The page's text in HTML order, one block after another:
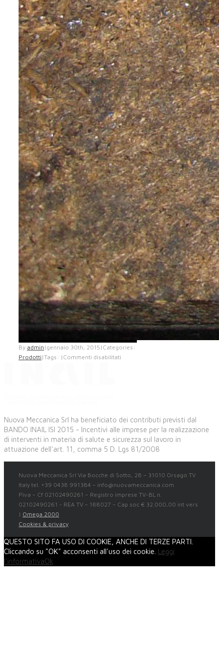
By admin | gennaio 30th, 2015 | Categories:
Prodotti |Tags: | Commenti disabilitati
Nuova Meccanica Srl ha beneficiato dei contributi previsti dal
BANDO INAIL ISI 2015 - Incentivi alle imprese per la realizzazione
di interventi in materia di salute e sicurezza sul lavoro in
attuazione dell'art. 11, comma 5 D. Lgs 81/2008
Nuova Meccanica Srl Via Bocche di Sotto, 28 – 31010 Orsago TV
Italy tel. +39 0438 991384 – info@nuovameccanica.com
Piva – Cf 02102490261 – Registro imprese TV-BL n.
02102490261 - REA TV – 188027 – Cap soc € 32.000,00 int vers
| Omega 2000
Cookies & privacy
QUESTO SITO FA USO DI COOKIE, ANCHE DI TERZE PARTI.
Cliccando su "OK" acconsenti all'uso dei cookie. Leggi
l'informativaOk